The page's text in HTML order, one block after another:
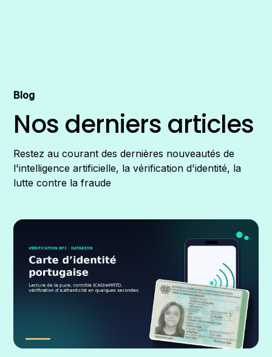
Blog
Nos derniers articles
Restez au courant des dernières nouveautés de
l'intelligence artificielle, la vérification d'identité, la
lutte contre la fraude